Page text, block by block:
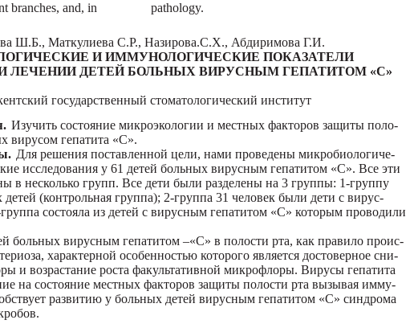
Ш.Б., Маткулиева С.Р., Назирова.С.Х., Абдиримова Г.И.
И ИММУНОЛОГИЧЕСКИЕ ПОКАЗАТЕЛИ
ЛЕЧЕНИИ ДЕТЕЙ БОЛЬНЫХ ВИРУСНЫМ ГЕПАТИТОМ «С»
государственный стоматологический институт
branches, and, in
pathology.
Изучить состояние микроэкологии и местных факторов защиты поло-
вирусом гепатита «С».
Для решения поставленной цели, нами проведены микробиологиче-
исследования у 61 детей больных вирусным гепатитом «С». Все эти
в несколько групп. Все дети были разделены на 3 группы: 1-группу
детей (контрольная группа); 2-группа 31 человек были дети с вирус-
состояла из детей с вирусным гепатитом «С» которым проводили
больных вирусным гепатитом –«С» в полости рта, как правило проис-
характерной особенностью которого является достоверное сни-
и возрастание роста факультативной микрофлоры. Вирусы гепатита
на состояние местных факторов защиты полости рта вызывая имму-
развитию у больных детей вирусным гепатитом «С» синдрома